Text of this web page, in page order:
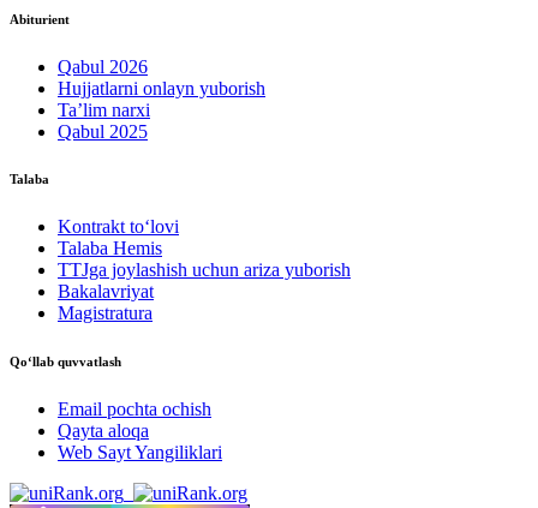
Abiturient
Qabul 2026
Hujjatlarni onlayn yuborish
Ta’lim narxi
Qabul 2025
Talaba
Kontrakt to‘lovі
Talaba Hemis
TTJga joylashish uchun ariza yuborish
Bakalavriyat
Magistratura
Qo‘llab quvvatlash
Email pochta ochish
Qayta aloqa
Web Sayt Yangiliklari